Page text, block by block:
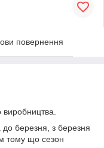
повернення
березня, з березня
тому що сезон